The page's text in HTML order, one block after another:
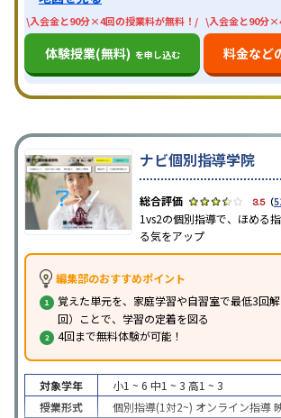
\入会金と90分×4回の授業料が無料！/
体験授業(無料) を申し込む
\入会金と90分
料金など
ナビ個別指導学院
3.5（
1vs2の個別指導で、ほめる
る気をアップ
編集部のおすすめポイント
覚えた単元を、家庭学習や自習室で最低3回
回）ことで、学習の定着を図る
4回まで無料体験が可能！
対象学年 小1 ~ 6 中1 ~ 3 高1 ~ 3
授業形式
個別指導(1対2~) オンライン指導